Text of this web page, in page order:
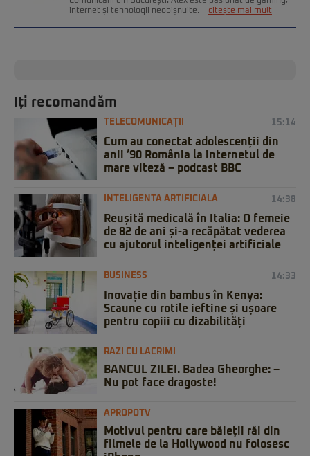
internet și tehnologii neobișnuite.
citește mai mult
Iți recomandăm
TELECOMUNICAȚII 15:14
Cum au conectat adolescenții din
anii ’90 România la internetul de
mare viteză – podcast BBC
INTELIGENTA ARTIFICIALA 14:38
Reușită medicală în Italia: O femeie
de 82 de ani și-a recăpătat vederea
cu ajutorul inteligenței artificiale
BUSINESS 14:33
Inovație din bambus în Kenya:
Scaune cu rotile ieftine și ușoare
pentru copiii cu dizabilități
RAZI CU LACRIMI
BANCUL ZILEI. Badea Gheorghe: –
Nu pot face dragoste!
APROPOTV
Motivul pentru care băieții răi din
filmele de la Hollywood nu folosesc